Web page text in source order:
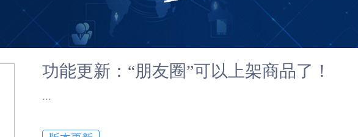
功能更新：“朋友圈”可以上架商品了！
​...